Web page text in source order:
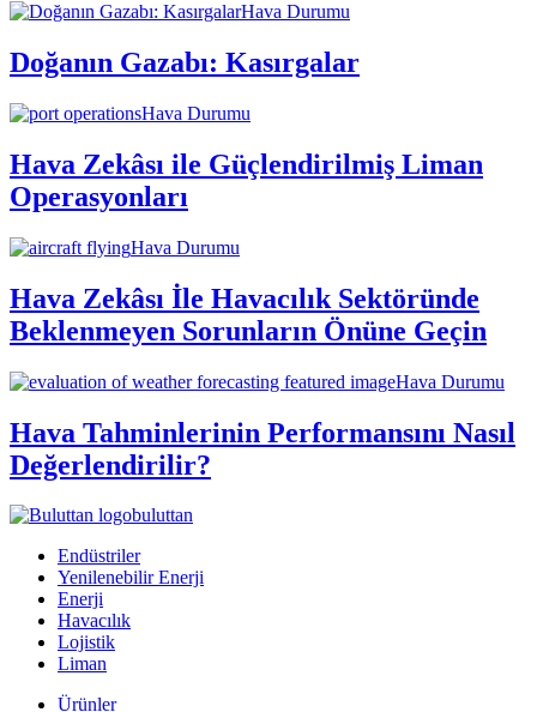
Hava Durumu
Doğanın Gazabı: Kasırgalar
Hava Durumu
Hava Zekâsı ile Güçlendirilmiş Liman
Operasyonları
Hava Durumu
Hava Zekâsı İle Havacılık Sektöründe
Beklenmeyen Sorunların Önüne Geçin
Hava Durumu
Hava Tahminlerinin Performansını Nasıl
Değerlendirilir?
buluttan
Endüstriler
Yenilenebilir Enerji
Enerji
Havacılık
Lojistik
Liman
Ürünler